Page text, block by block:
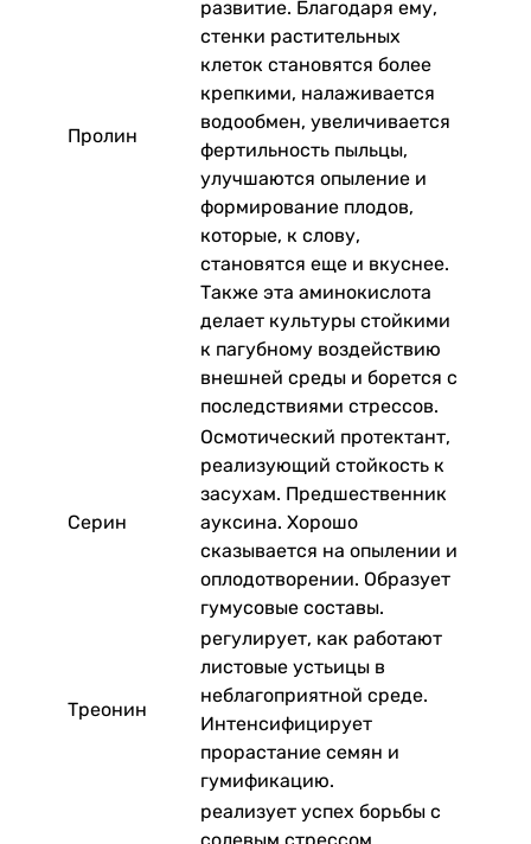
Пролин
развитие. Благодаря ему,
стенки растительных
клеток становятся более
крепкими, налаживается
водообмен, увеличивается
фертильность пыльцы,
улучшаются опыление и
формирование плодов,
которые, к слову,
становятся еще и вкуснее.
Также эта аминокислота
делает культуры стойкими
к пагубному воздействию
внешней среды и борется с
последствиями стрессов.
Серин
Осмотический протектант,
реализующий стойкость к
засухам. Предшественник
ауксина. Хорошо
сказывается на опылении и
оплодотворении. Образует
гумусовые составы.
Треонин
регулирует, как работают
листовые устьицы в
неблагоприятной среде.
Интенсифицирует
прорастание семян и
гумификацию.
реализует успех борьбы с